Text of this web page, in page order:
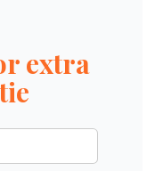
extra